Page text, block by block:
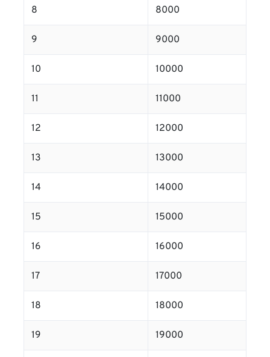
8 8000
9 9000
10 10000
11 11000
12 12000
13 13000
14 14000
15 15000
16 16000
17 17000
18 18000
19 19000